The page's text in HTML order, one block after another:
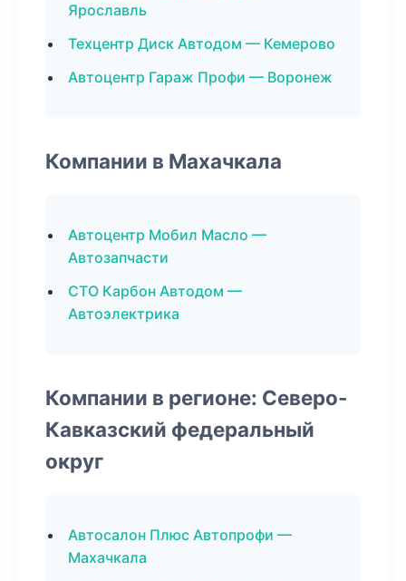
Ярославль
Техцентр Диск Автодом — Кемерово
Автоцентр Гараж Профи — Воронеж
Компании в Махачкала
Автоцентр Мобил Масло —
Автозапчасти
СТО Карбон Автодом —
Автоэлектрика
Компании в регионе: Северо-
Кавказский федеральный
округ
Автосалон Плюс Автопрофи —
Махачкала